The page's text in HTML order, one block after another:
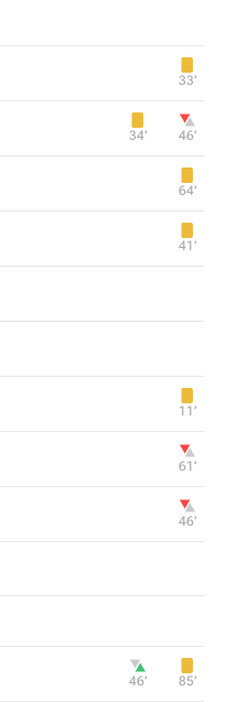
33‎’‎
34‎’‎ 46‎’‎
64‎’‎
41‎’‎
11‎’‎
61‎’‎
46‎’‎
46‎’‎ 85‎’‎